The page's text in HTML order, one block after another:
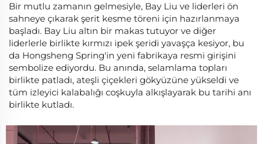
Bir mutlu zamanın gelmesiyle, Bay Liu ve liderleri ön
sahneye çıkarak şerit kesme töreni için hazırlanmaya
başladı. Bay Liu altın bir makas tutuyor ve diğer
liderlerle birlikte kırmızı ipek şeridi yavaşça kesiyor, bu
da Hongsheng Spring'in yeni fabrikaya resmi girişini
sembolize ediyordu. Bu anında, selamlama topları
birlikte patladı, ateşli çiçekleri gökyüzüne yükseldi ve
tüm izleyici kalabalığı coşkuyla alkışlayarak bu tarihi anı
birlikte kutladı.